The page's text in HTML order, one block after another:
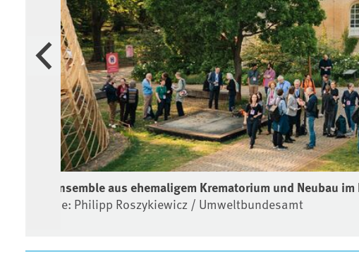
Ein Ensemble aus ehemaligem Krematorium und Neubau
Quelle: Philipp Roszykiewicz / Umweltbundesamt
Vorherige